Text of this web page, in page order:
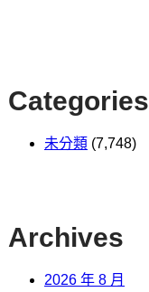
Categories
未分類 (7,748)
Archives
2026 年 8 月